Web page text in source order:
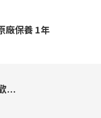
廠保養 1年
...